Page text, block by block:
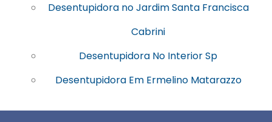
Desentupidora no Jardim Santa Francisca
Cabrini
Desentupidora No Interior Sp
Desentupidora Em Ermelino Matarazzo